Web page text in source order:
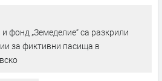
фонд „Земеделие“ са разкрили
за фиктивни пасища в